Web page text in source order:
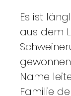
Es ist
aus dem
Name
Familie